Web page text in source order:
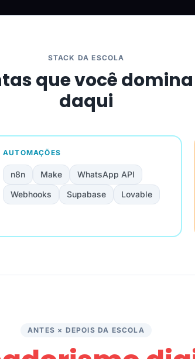
STACK DA ESCOLA
que você
daqui
AUTOMAÇÕES
n8n Make
WhatsApp API
Webhooks
Supabase Lovable
ANTES × DEPOIS DA ESCOLA